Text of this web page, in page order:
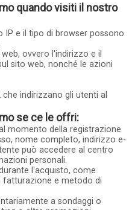
quando visiti il nostro
IP e il tipo di browser possono
ovvero l'indirizzo e il
sito web, nonché le azioni
che indirizzano gli utenti al
se ce le offri:
momento della registrazione
nome completo, indirizzo e-
può accedere al centro
personali.
l'acquisto, come
fatturazione e metodo di
a sondaggi o